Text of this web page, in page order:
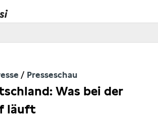
Presseschau
Was bei der
läuft